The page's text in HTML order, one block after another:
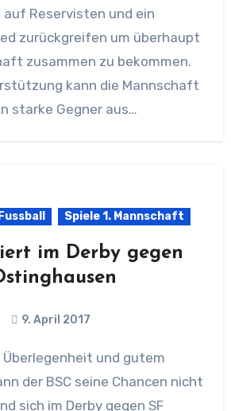
auf Reservisten und ein
zurückgreifen um überhaupt
zusammen zu bekommen.
kann die Mannschaft
starke Gegner aus…
Fussball Spiele 1. Mannschaft
im Derby gegen
9. April 2017
der BSC seine Chancen nicht
sich im Derby gegen SF